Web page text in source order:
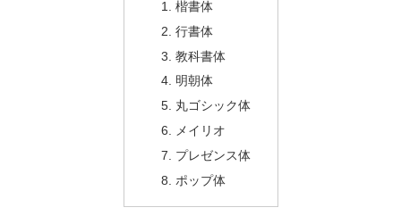
楷書体
行書体
教科書体
明朝体
丸ゴシック体
メイリオ
プレゼンス体
ポップ体